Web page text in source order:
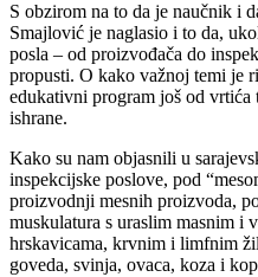
S obzirom na to da je naučnik i
Smajlović je naglasio i to da,
posla – od proizvođača do
propusti. O kako važnoj temi je
edukativni program još od
ishrane.
Kako su nam objasnili u
inspekcijske poslove, pod
proizvodnji mesnih proizvoda,
muskulatura s uraslim masnim i
hrskavicama, krvnim i limfnim
goveda, svinja, ovaca, koza i